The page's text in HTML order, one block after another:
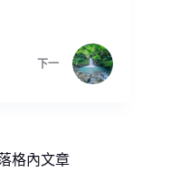
下一
格內文章